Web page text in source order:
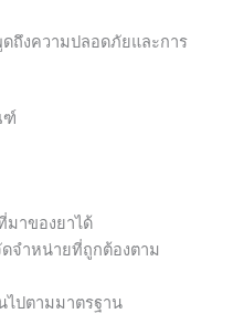
ถึงความปลอดภัยและการ
ฑ์
มาของยาได้
จำหน่ายที่ถูกต้องตาม
ไปตามมาตรฐาน